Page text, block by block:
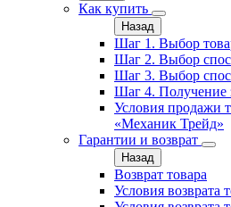
Как купить
Назад
Шаг 1. Выбор
Шаг 2. Выбор
Шаг 3. Выбор
Шаг 4. Получение
Условия продажи
«Механик Трейд»
Гарантии и возврат
Назад
Возврат товара
Условия возврата